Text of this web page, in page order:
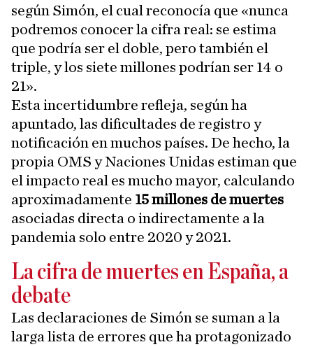
según Simón, el cual reconocía que «nunca
podremos conocer la cifra real: se estima
que podría ser el doble, pero también el
triple, y los siete millones podrían ser 14 o
21».
Esta incertidumbre refleja, según ha
apuntado, las dificultades de registro y
notificación en muchos países. De hecho, la
propia OMS y Naciones Unidas estiman que
el impacto real es mucho mayor, calculando
aproximadamente 15 millones de muertes
asociadas directa o indirectamente a la
pandemia solo entre 2020 y 2021.
La cifra de muertes en España, a
debate
Las declaraciones de Simón se suman a la
larga lista de errores que ha protagonizado